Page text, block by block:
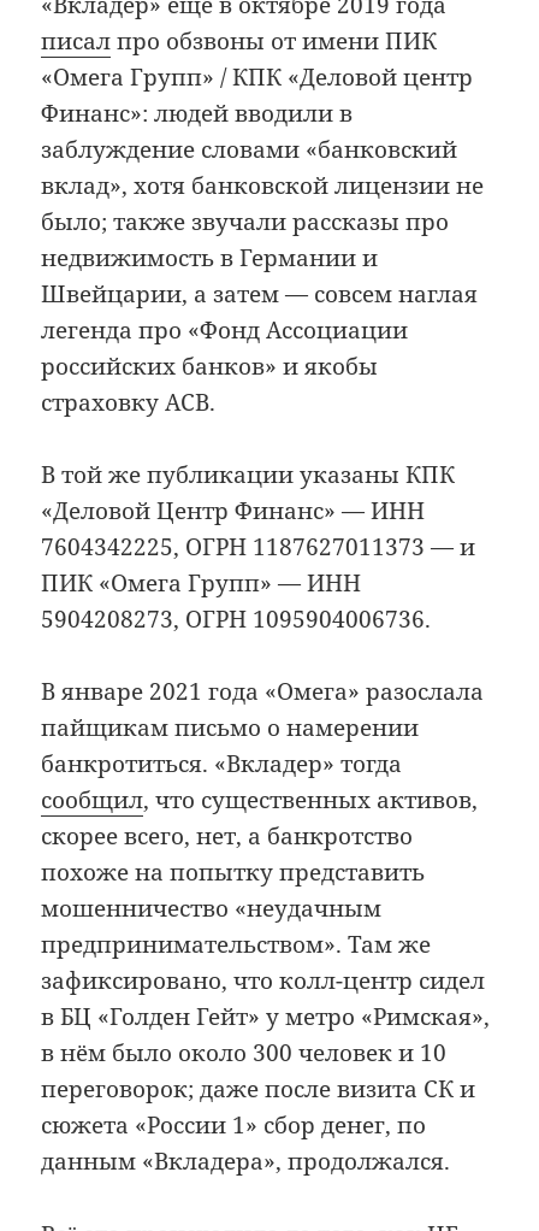
писалпро обзвоны от имени ПИК
«Омега Групп» / КПК «Деловой центр
Финанс»: людей вводили в
заблуждение словами «банковский
вклад», хотя банковской лицензии не
было; также звучали рассказы про
недвижимость в Германии и
Швейцарии, а затем — совсем наглая
легенда про «Фонд Ассоциации
российских банков» и якобы
страховку АСВ.
В той же публикации указаны КПК
«Деловой Центр Финанс» — ИНН
7604342225, ОГРН 1187627011373 — и
ПИК «Омега Групп» — ИНН
5904208273, ОГРН 1095904006736.
В январе 2021 года «Омега» разослала
пайщикам письмо о намерении
банкротиться. «Вкладер» тогда
сообщил, что существенных активов,
скорее всего, нет, а банкротство
похоже на попытку представить
мошенничество «неудачным
предпринимательством». Там же
зафиксировано, что колл-центр сидел
в БЦ «Голден Гейт» у метро «Римская»,
в нём было около 300 человек и 10
переговорок; даже после визита СК и
сюжета «России 1» сбор денег, по
данным «Вкладера», продолжался.